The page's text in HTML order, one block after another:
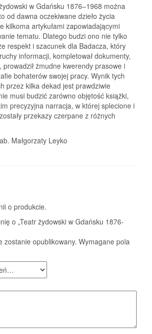
w Gdańsku 1876–1968 można
od dawna oczekiwane dzieło życia
kilkoma artykułami zapowiadającymi
tematu. Dlatego budzi ono nie tylko
respekt i szacunek dla Badacza, który
informacji, kompletował dokumenty,
prowadził żmudne kwerendy prasowe i
bohaterów swojej pracy. Wynik tych
przez kilka dekad jest prawdziwie
musi budzić zarówno objętość książki,
precyzyjna narracja, w której splecione i
przekazy czerpane z różnych
Małgorzaty Leyko
o produkcie.
o „Teatr żydowski w Gdańsku 1876-
zostanie opublikowany. Wymagane pola